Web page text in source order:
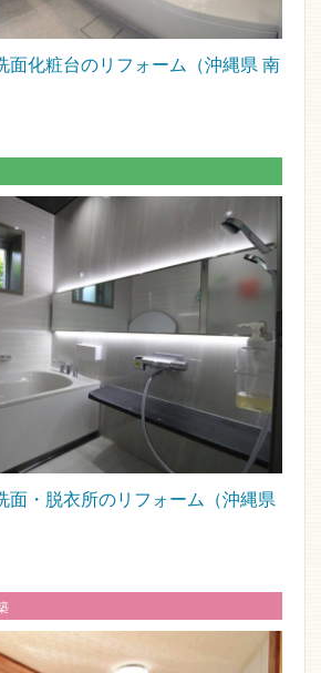
面化粧台のリフォーム（沖縄県 南
面・脱衣所のリフォーム（沖縄県